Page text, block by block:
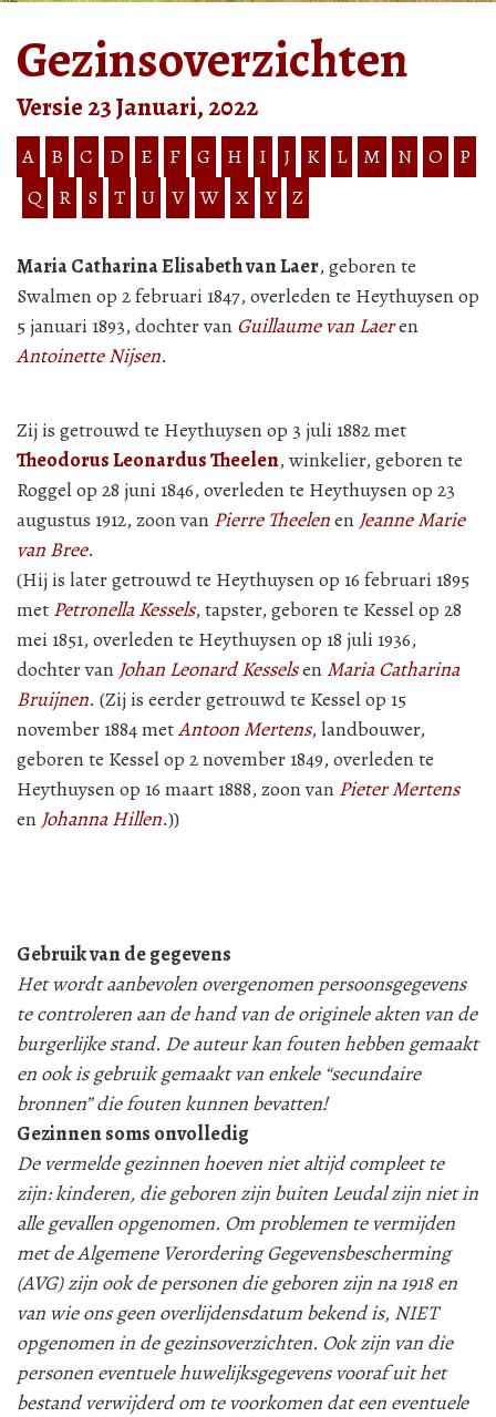
Gezinsoverzichten
Versie 23 Januari, 2022
A B C D E F G H I J K L M N O
P
Q
R S T U V W X Y Z
Maria Catharina Elisabeth van Laer, geboren te
Swalmen op 2 februari 1847, overleden te Heythuysen op
5 januari 1893, dochter van Guillaume van Laeren
Antoinette Nijsen.
Zij is getrouwd te Heythuysen op 3 juli 1882 met
Theodorus Leonardus Theelen, winkelier, geboren te
Roggel op 28 juni 1846, overleden te Heythuysen op 23
augustus 1912, zoon van Pierre Theelenen Jeanne Marie
van Bree.
(Hij is later getrouwd te Heythuysen op 16 februari 1895
met Petronella Kessels, tapster, geboren te Kessel op 28
mei 1851, overleden te Heythuysen op 18 juli 1936,
dochter van Johan Leonard Kesselsen Maria Catharina
Bruijnen. (Zij is eerder getrouwd te Kessel op 15
november 1884 metAntoon Mertens, landbouwer,
geboren te Kessel op 2 november 1849, overleden te
Heythuysen op 16 maart 1888, zoon van Pieter Mertens
en Johanna Hillen.))
Gebruik van de gegevens
Het wordt aanbevolen overgenomen persoonsgegevens
te controleren aan de hand van de originele akten van de
burgerlijke stand. De auteur kan fouten hebben gemaakt
en ook is gebruik gemaakt van enkele “secundaire
bronnen” die fouten kunnen bevatten!
Gezinnen soms onvolledig
De vermelde gezinnen hoeven niet altijd compleet te
zijn: kinderen, die geboren zijn buiten Leudal zijn niet in
alle gevallen opgenomen. Om problemen te vermijden
met de Algemene Verordering Gegevensbescherming
(AVG) zijn ook de personen die geboren zijn na 1918 en
van wie ons geen overlijdensdatum bekend is, NIET
opgenomen in de gezinsoverzichten. Ook zijn van die
personen eventuele huwelijksgegevens vooraf uit het
bestand verwijderd om te voorkomen dat een eventuele